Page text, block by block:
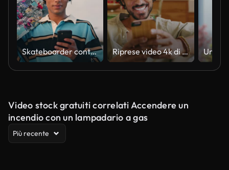
Skateboarder contemporaneo che invia messaggi di testo al telefono in primo piano. Uomo riccio che trasporta longboard Riprese video 4k di un giovane che usa il suo smartphone per inviare un messaggio
Video stock gratuiti correlati Accendere un
incendio con un lampadario a gas
Più recente